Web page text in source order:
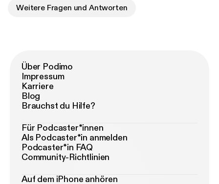
Weitere Fragen und Antworten
Über Podimo
Impressum
Karriere
Blog
Brauchst du Hilfe?
Für Podcaster*innen
Als Podcaster*in anmelden
Podcaster*in FAQ
Community-Richtlinien
Auf dem iPhone anhören